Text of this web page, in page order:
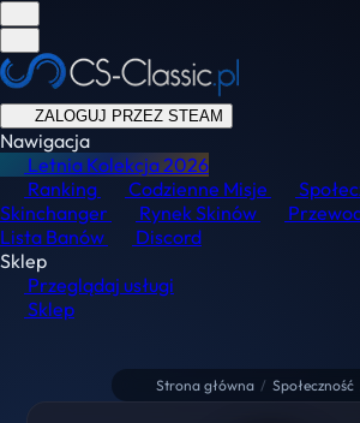
ZALOGUJ PRZEZ STEAM
Nawigacja
Letnia Kolekcja2026
Ranking
Codzienne Misje
Skinchanger
Rynek Skinów
Lista Banów
Discord
Sklep
Przeglądaj usługi
Sklep
Strona główna / Społeczność